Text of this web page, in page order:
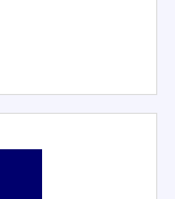
l'exploitation